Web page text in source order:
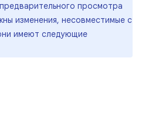
просмотра
изменения, несовместимые с
имеют следующие